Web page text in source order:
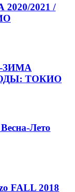
2021 /
ЗИМА
ТОКИО
Лето
FALL 2018